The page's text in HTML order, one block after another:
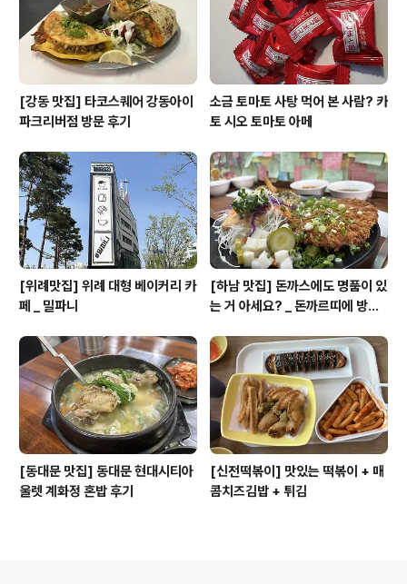
[강동 맛집] 타코스퀘어 강동아이
파크리버점 방문 후기
소금 토마토 사탕 먹어 본 사람? 카
토 시오 토마토 아메
[위례맛집] 위례 대형 베이커리 카
페 _ 밀파니
[하남 맛집] 돈까스에도 명품이 있
는 거 아세요? _ 돈까르띠에 방문
[동대문 맛집] 동대문 현대시티아
울렛 계화정 혼밥 후기
[신전떡볶이] 맛있는 떡볶이 + 매
콤치즈김밥 + 튀김